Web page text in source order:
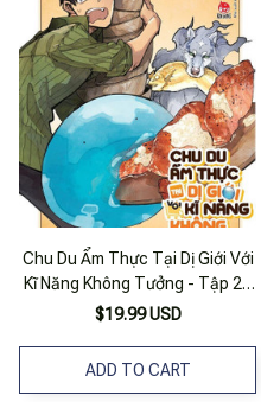
Chu Du Ẩm Thực Tại Dị Giới Với
Kĩ Năng Không Tưởng - Tập 2 -
Tặng Kèm Bìa Áo
$19.99 USD
ADD TO CART